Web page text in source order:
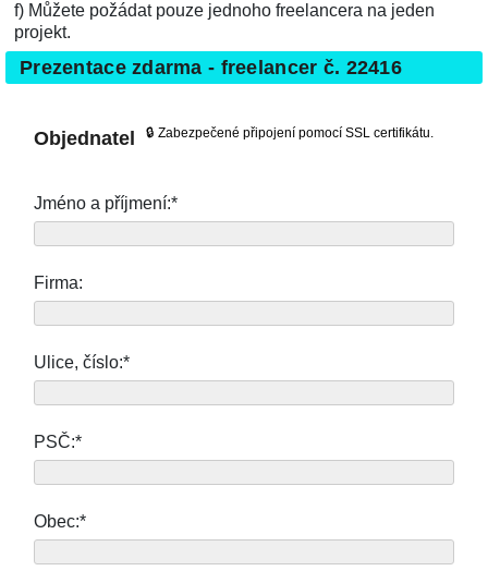
f) Můžete požádat pouze jednoho freelancera na jeden
projekt.
Prezentace zdarma - freelancer č. 22416
Objednatel 🔒 Zabezpečené připojení pomocí SSL certifikátu.
Jméno a příjmení:*
Firma:
Ulice, číslo:*
PSČ:*
Obec:*